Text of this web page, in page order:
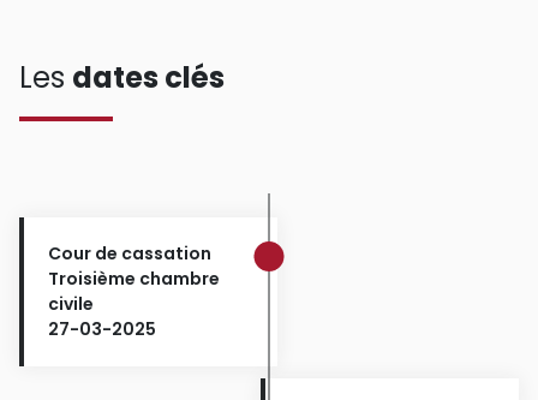
Les dates clés
Cour de cassation
Troisième chambre
civile
27-03-2025